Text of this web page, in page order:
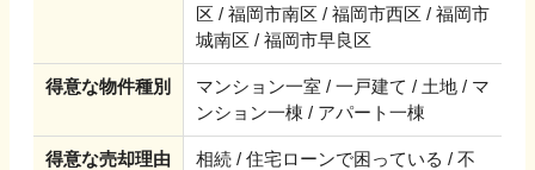
区 / 福岡市南区 / 福岡市西区 / 福岡市
城南区 / 福岡市早良区
得意な物件種別
マンション一室 / 一戸建て / 土地 / マ
ンション一棟 / アパート一棟
得意な売却理由
相続 / 住宅ローンで困っている / 不